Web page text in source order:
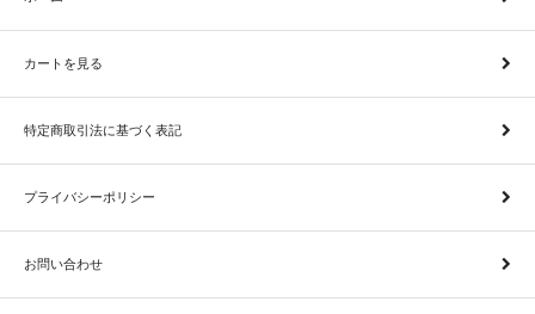
カートを見る
特定商取引法に基づく表記
プライバシーポリシー
お問い合わせ